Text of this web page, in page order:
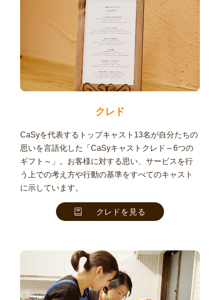
クレド
CaSyを代表するトップキャスト13名が自分たちの
思いを言語化した「CaSyキャストクレド～6つの
ギフト～」。お客様に対する思い、サービスを行
う上での考え方や行動の基準をすべてのキャスト
に示しています。
クレドを見る